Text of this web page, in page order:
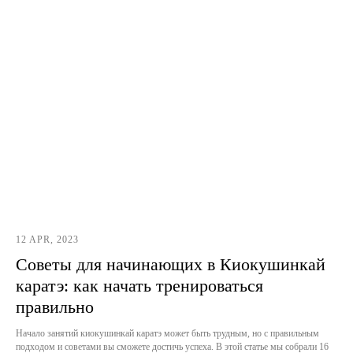
12 APR, 2023
Советы для начинающих в Киокушинкай
каратэ: как начать тренироваться
правильно
Начало занятий киокушинкай каратэ может быть трудным, но с правильным
подходом и советами вы сможете достичь успеха. В этой статье мы собрали 16